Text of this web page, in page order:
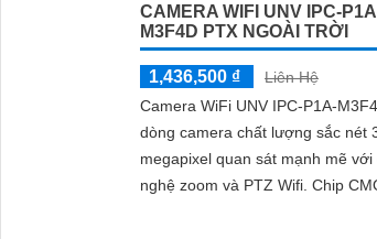
CAMERA WIFI UNV IPC-
M3F4D PTX NGOÀI TRỜI
1,436,500 ₫
Liên Hệ
Camera WiFi UNV IPC-P1A-
dòng camera chất lượng sắc nét
megapixel quan sát mạnh mẽ với
nghệ zoom và PTZ Wifi. Chip